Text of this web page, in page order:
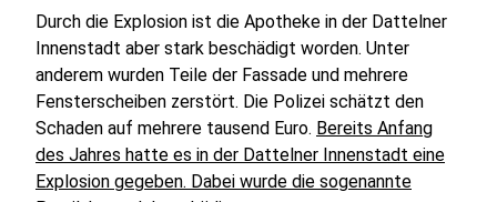
Durch die Explosion ist die Apotheke in der Dattelner
Innenstadt aber stark beschädigt worden. Unter
anderem wurden Teile der Fassade und mehrere
Fensterscheiben zerstört. Die Polizei schätzt den
Schaden auf mehrere tausend Euro. Bereits Anfang
des Jahres hatte es in der Dattelner Innenstadt eine
Explosion gegeben. Dabei wurde die sogenannte